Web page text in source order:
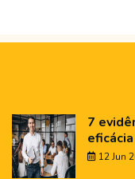
7
12 Jun